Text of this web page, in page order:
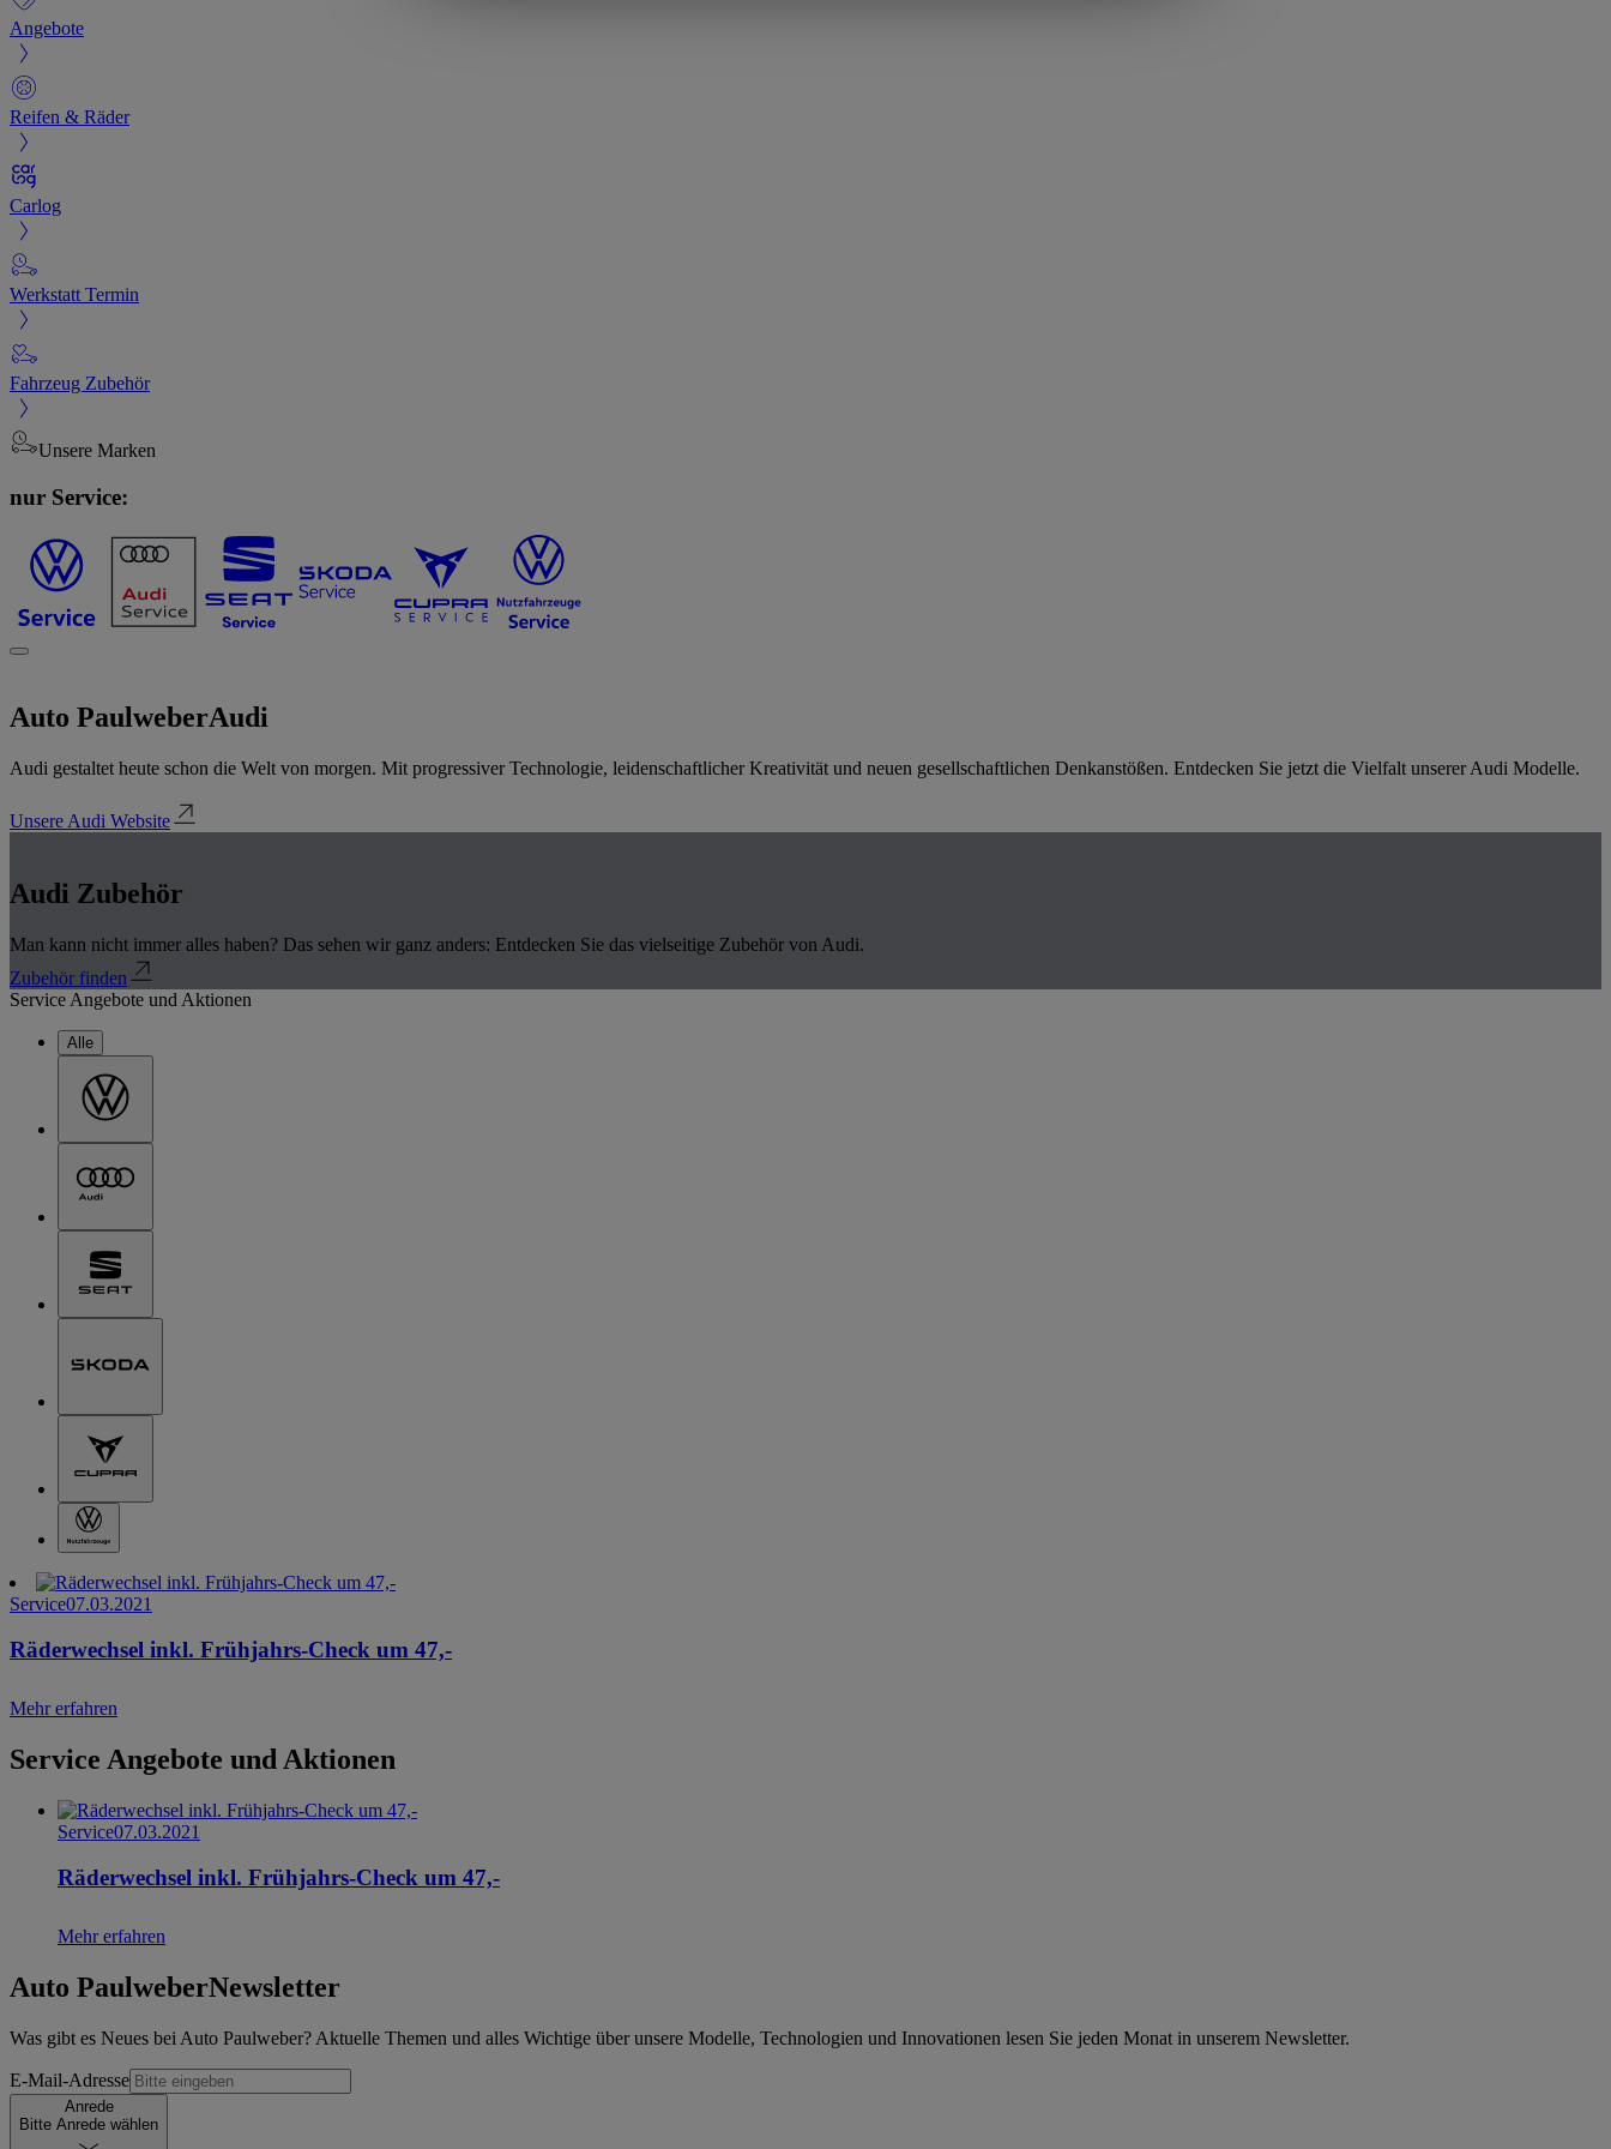
Angebote
Reifen & Räder
Carlog
Werkstatt Termin
Fahrzeug Zubehör
Unsere Marken
nur Service:
Auto PaulweberAudi
Audi gestaltet heute schon die Welt von morgen. Mit progressiver Technologie, leidenschaftlicher Kreativität und neuen gesellschaftlichen Denkanstößen. Entdecken Sie jetzt die Vielfalt unserer Audi Modelle.
Unsere Audi Website
Audi Zubehör
Man kann nicht immer alles haben? Das sehen wir ganz anders: Entdecken Sie das vielseitige Zubehör von Audi.
Zubehör finden
Service Angebote und Aktionen
Alle
Service07.03.2021
Räderwechsel inkl. Frühjahrs-Check um 47,-
Mehr erfahren
Service Angebote und Aktionen
Service07.03.2021
Räderwechsel inkl. Frühjahrs-Check um 47,-
Mehr erfahren
Auto PaulweberNewsletter
Was gibt es Neues bei Auto Paulweber? Aktuelle Themen und alles Wichtige über unsere Modelle, Technologien und Innovationen lesen Sie jeden Monat in unserem Newsletter.
E-Mail-Adresse
Anrede
Bitte Anrede wählen